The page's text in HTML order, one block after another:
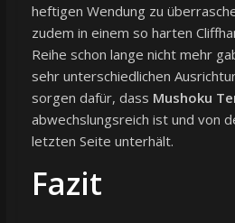
heftigen Wendung zu
zudem in einem so harten
Reihe schon lange nicht mehr
sehr unterschiedlichen
sorgen dafür, dass Mushoku
abwechslungsreich ist und von
letzten Seite unterhält.
Fazit